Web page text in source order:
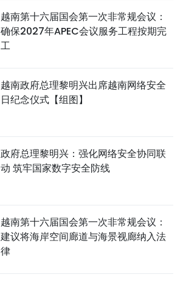
越南第十六届国会第一次非常规会议：
确保2027年APEC会议服务工程按期完
工
越南政府总理黎明兴出席越南网络安全
日纪念仪式【组图】
政府总理黎明兴：强化网络安全协同联
动 筑牢国家数字安全防线
越南第十六届国会第一次非常规会议：
建议将海岸空间廊道与海景视廊纳入法
律